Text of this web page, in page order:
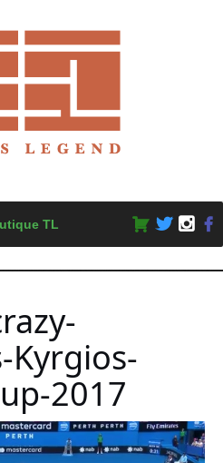
TL
Kyrgios-
2017